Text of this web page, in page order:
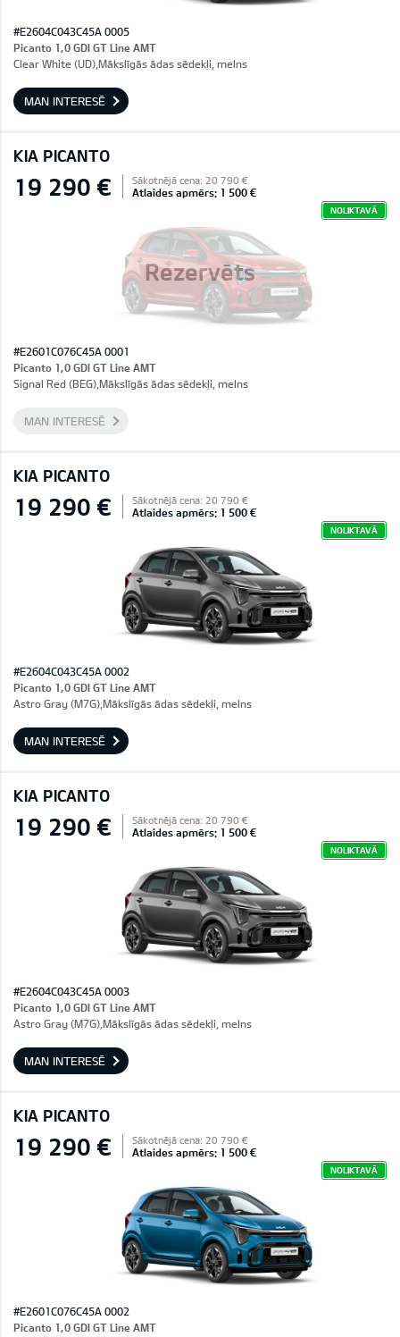
#E2604C043C45A 0005
Picanto 1,0 GDI GT Line AMT
Clear White (UD),Mākslīgās ādas sēdekļi, melns
MAN INTERESĒ
KIA PICANTO
Rezervēts
19 290 € Sākotnējā cena: 20 790 €
Atlaides apmērs: 1 500 €
NOLIKTAVĀ
#E2601C076C45A 0001
Picanto 1,0 GDI GT Line AMT
Signal Red (BEG),Mākslīgās ādas sēdekļi, melns
MAN INTERESĒ
KIA PICANTO
19 290 € Sākotnējā cena: 20 790 €
Atlaides apmērs: 1 500 €
NOLIKTAVĀ
#E2604C043C45A 0002
Picanto 1,0 GDI GT Line AMT
Astro Gray (M7G),Mākslīgās ādas sēdekļi, melns
MAN INTERESĒ
KIA PICANTO
19 290 € Sākotnējā cena: 20 790 €
Atlaides apmērs: 1 500 €
NOLIKTAVĀ
#E2604C043C45A 0003
Picanto 1,0 GDI GT Line AMT
Astro Gray (M7G),Mākslīgās ādas sēdekļi, melns
MAN INTERESĒ
KIA PICANTO
19 290 € Sākotnējā cena: 20 790 €
Atlaides apmērs: 1 500 €
NOLIKTAVĀ
#E2601C076C45A 0002
Picanto 1,0 GDI GT Line AMT